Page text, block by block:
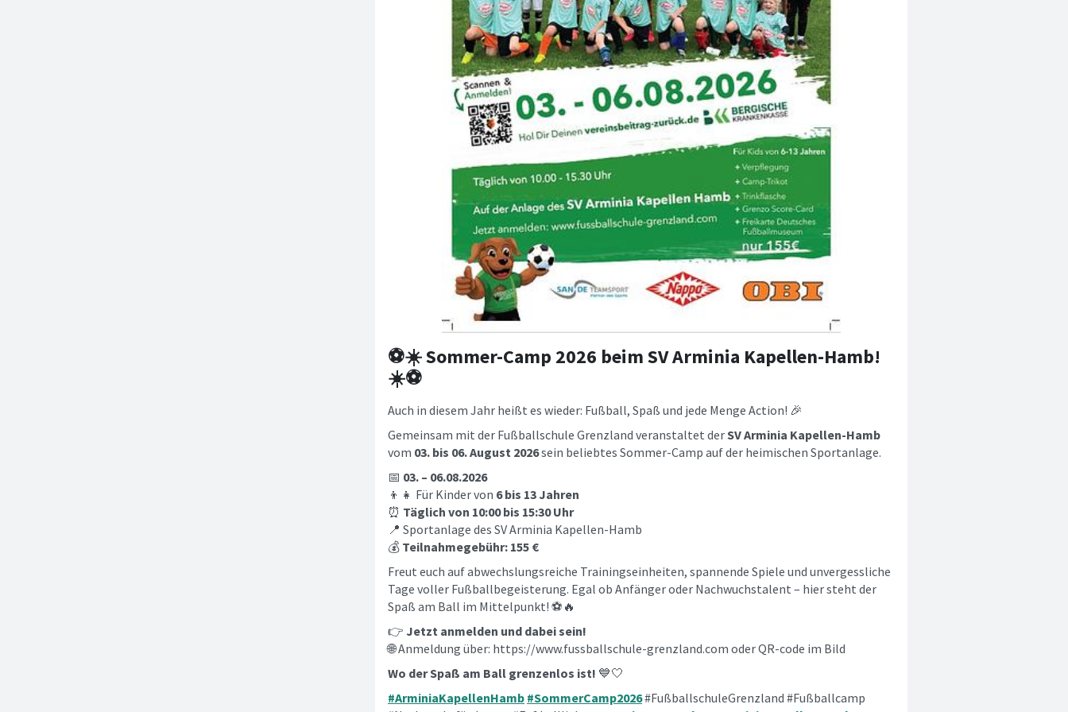
⚽☀️ Sommer-Camp 2026 beim SV Arminia Kapellen-Hamb!
☀️⚽
Auch in diesem Jahr heißt es wieder: Fußball, Spaß und jede Menge Action! 🎉
Gemeinsam mit der Fußballschule Grenzland veranstaltet derSV Arminia Kapellen-Hamb
vom 03. bis 06. August 2026sein beliebtes Sommer-Camp auf der heimischen Sportanlage.
📅 03. – 06.08.2026
👦👧 Für Kinder von 6 bis 13 Jahren
⏰ Täglich von 10:00 bis 15:30 Uhr
📍 Sportanlage des SV Arminia Kapellen-Hamb
💰 Teilnahmegebühr: 155 €
Freut euch auf abwechslungsreiche Trainingseinheiten, spannende Spiele und unvergessliche
Tage voller Fußballbegeisterung. Egal ob Anfänger oder Nachwuchstalent – hier steht der
Spaß am Ball im Mittelpunkt! ⚽🔥
👉 Jetzt anmelden und dabei sein!
🌐 Anmeldung über: https://www.fussballschule-grenzland.com oder QR-code im Bild
Wo der Spaß am Ball grenzenlos ist! 💙🤍
#ArminiaKapellenHamb #SommerCamp2026#FußballschuleGrenzland #Fußballcamp